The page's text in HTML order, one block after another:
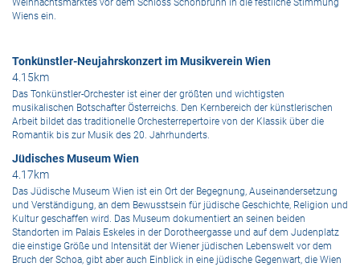
Weihnachtsmarktes vor dem Schloss Schönbrunn in die festliche Stimmung
Wiens ein.
Tonkünstler-Neujahrskonzert im Musikverein Wien
4.15km
Das Tonkünstler-Orchester ist einer der größten und wichtigsten
musikalischen Botschafter Österreichs. Den Kernbereich der künstlerischen
Arbeit bildet das traditionelle Orchesterrepertoire von der Klassik über die
Romantik bis zur Musik des 20. Jahrhunderts.
Jüdisches Museum Wien
4.17km
Das Jüdische Museum Wien ist ein Ort der Begegnung, Auseinandersetzung
und Verständigung, an dem Bewusstsein für jüdische Geschichte, Religion und
Kultur geschaffen wird. Das Museum dokumentiert an seinen beiden
Standorten im Palais Eskeles in der Dorotheergasse und auf dem Judenplatz
die einstige Größe und Intensität der Wiener jüdischen Lebenswelt vor dem
Bruch der Schoa, gibt aber auch Einblick in eine jüdische Gegenwart, die Wien